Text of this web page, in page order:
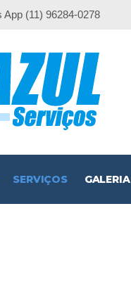
(11) 96284-0278
SERVIÇOS GALERIA